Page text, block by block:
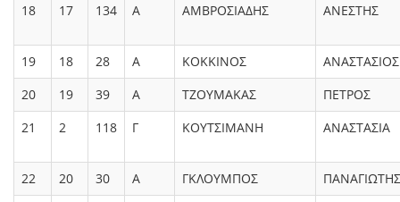
18 17 134 Α ΑΜΒΡΟΣΙΑΔΗΣ ΑΝΕΣΤΗΣ
19 18 28 Α ΚΟΚΚΙΝΟΣ
ΑΝΑΣΤΑΣΙΟΣ
20
19 39 Α ΤΖΟΥΜΑΚΑΣ
ΠΕΤΡΟΣ
21
2 118 Γ ΚΟΥΤΣΙΜΑΝΗ ΑΝΑΣΤΑΣΙΑ
22 20 30 Α ΓΚΛΟΥΜΠΟΣ
ΠΑΝΑΓΙΩΤΗΣ